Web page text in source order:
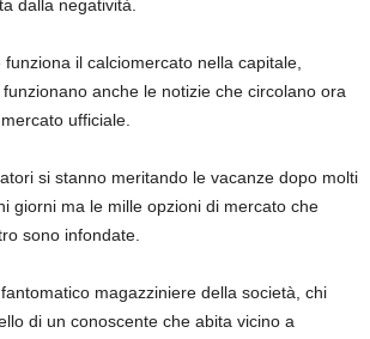
dalla negatività.
il calciomercato nella capitale,
anche le notizie che circolano ora
ufficiale.
si stanno meritando le vacanze dopo molti
giorni ma le mille opzioni di mercato che
sono infondate.
magazziniere della società, chi
di un conoscente che abita vicino a